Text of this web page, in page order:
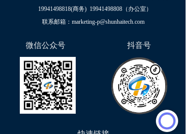
19941498818(商务) 19941498808（办公室）
联系邮箱：marketing-p@shunhaitech.com
微信公众号 抖音号